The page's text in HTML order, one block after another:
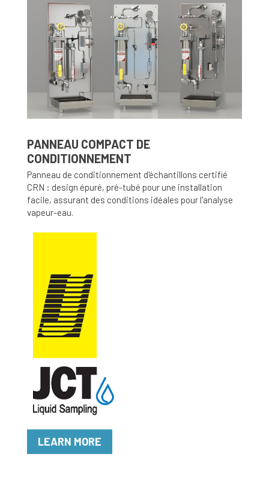
PANNEAU COMPACT DE
CONDITIONNEMENT
Panneau de conditionnement d'échantillons certifié
CRN : design épuré, pré-tubé pour une installation
facile, assurant des conditions idéales pour l'analyse
vapeur-eau.
LEARN MORE